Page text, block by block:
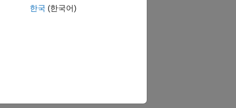
한국 (한국어)